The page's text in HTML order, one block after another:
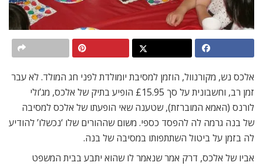
אלכס נש, מקורנוול, הוזמן למסיבת יומולדת לפני חג המולד. לא עבר
זמן רב, וחשבונית על סך £15.95 הופיע בתיק של אלכס, מג’ולי
לורנס (האמא המוברזת), שטענה שאי הופעתו של אלכס למסיבה
של בנה גרמה לה להפסד כספי. משום שההורים שלו ‘נכשלו’ להודיע
לה בזמן על ביטול השתתפותו במסיבה של בנה.
אביו של אלכס, דרק אמר שנאמר לו שהוא יתבע בבית המשפט